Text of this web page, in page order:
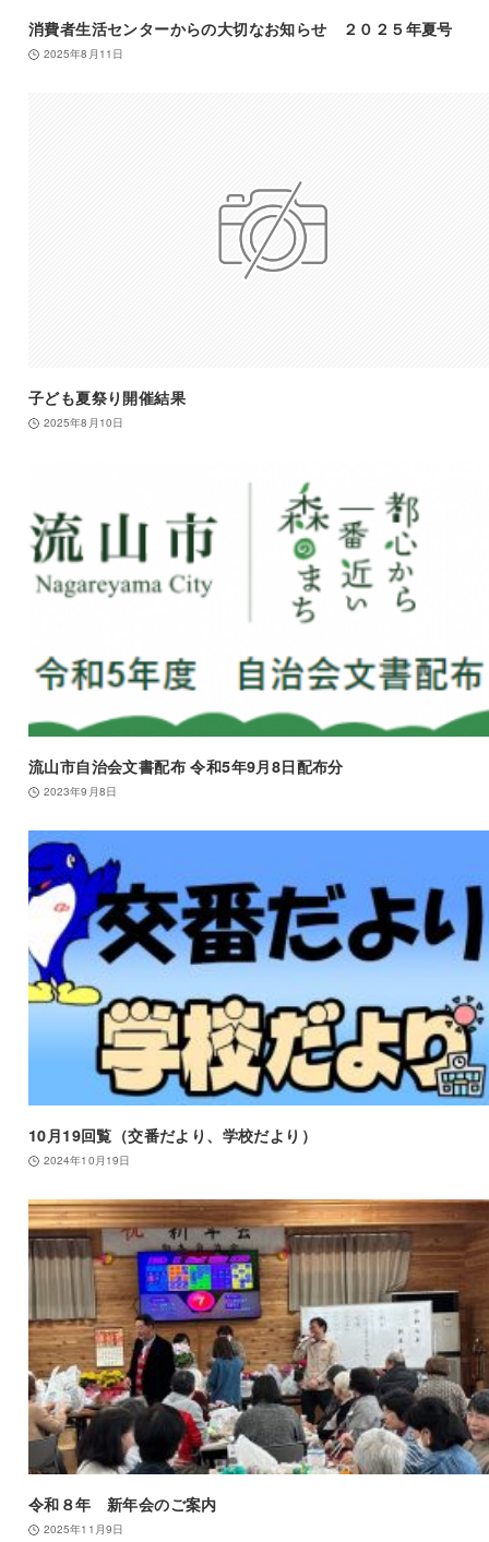
消費者生活センターからの大切なお知らせ ２０２５年夏号
2025年8月11日
子ども夏祭り開催結果
2025年8月10日
流山市自治会文書配布 令和5年9月8日配布分
2023年9月8日
10月19回覧（交番だより、学校だより）
2024年10月19日
令和８年 新年会のご案内
2025年11月9日